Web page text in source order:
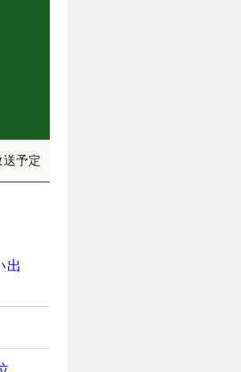
予定
出